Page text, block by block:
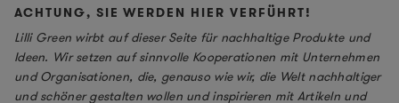
ACHTUNG, SIE WERDEN HIER VERFÜHRT!
Lilli Green wirbt auf dieser Seite für nachhaltige Produkte und
Ideen. Wir setzen auf sinnvolle Kooperationen mit Unternehmen
und Organisationen, die, genauso wie wir, die Welt nachhaltiger
und schöner gestalten wollen und inspirieren mit Artikeln und